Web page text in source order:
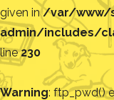
given in/var/www/
admin/includes/
line230
Warning: ftp_pwd()